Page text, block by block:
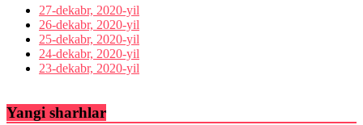
27-dekabr, 2020-yil
26-dekabr, 2020-yil
25-dekabr, 2020-yil
24-dekabr, 2020-yil
23-dekabr, 2020-yil
Yangi sharhlar